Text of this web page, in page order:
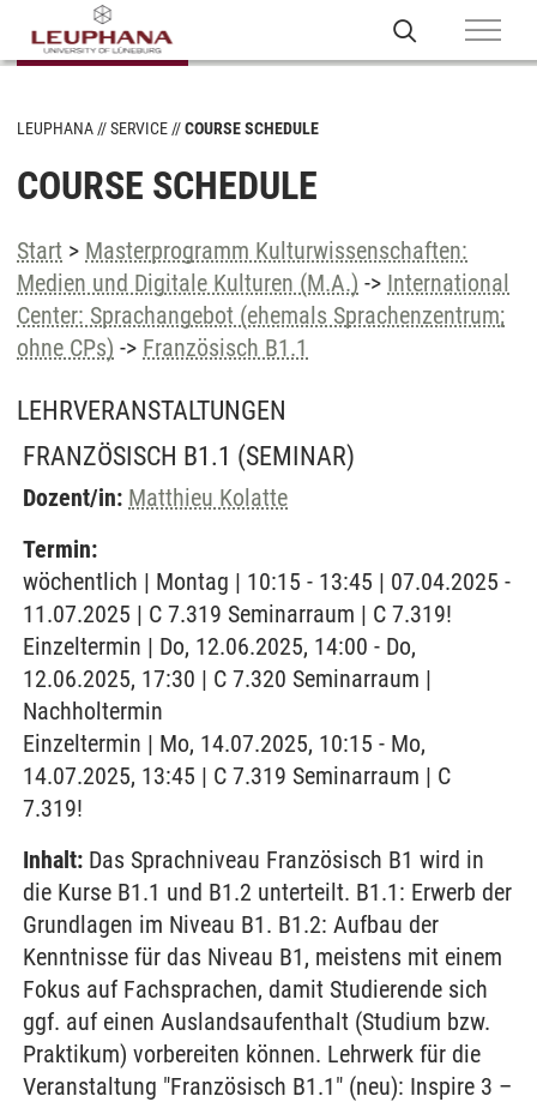
LEUPHANA SERVICE COURSE SCHEDULE
COURSE SCHEDULE
Start > Masterprogramm Kulturwissenschaften:
Medien und Digitale Kulturen (M.A.) -> International
Center: Sprachangebot (ehemals Sprachenzentrum;
ohne CPs) -> Französisch B1.1
LEHRVERANSTALTUNGEN
FRANZÖSISCH B1.1 (SEMINAR)
Dozent/in: Matthieu Kolatte
Termin:
wöchentlich | Montag | 10:15 - 13:45 | 07.04.2025 -
11.07.2025 | C 7.319 Seminarraum | C 7.319!
Einzeltermin | Do, 12.06.2025, 14:00 - Do,
12.06.2025, 17:30 | C 7.320 Seminarraum |
Nachholtermin
Einzeltermin | Mo, 14.07.2025, 10:15 - Mo,
14.07.2025, 13:45 | C 7.319 Seminarraum | C
7.319!
Inhalt: Das Sprachniveau Französisch B1 wird in
die Kurse B1.1 und B1.2 unterteilt. B1.1: Erwerb der
Grundlagen im Niveau B1. B1.2: Aufbau der
Kenntnisse für das Niveau B1, meistens mit einem
Fokus auf Fachsprachen, damit Studierende sich
ggf. auf einen Auslandsaufenthalt (Studium bzw.
Praktikum) vorbereiten können. Lehrwerk für die
Veranstaltung "Französisch B1.1" (neu): Inspire 3 –